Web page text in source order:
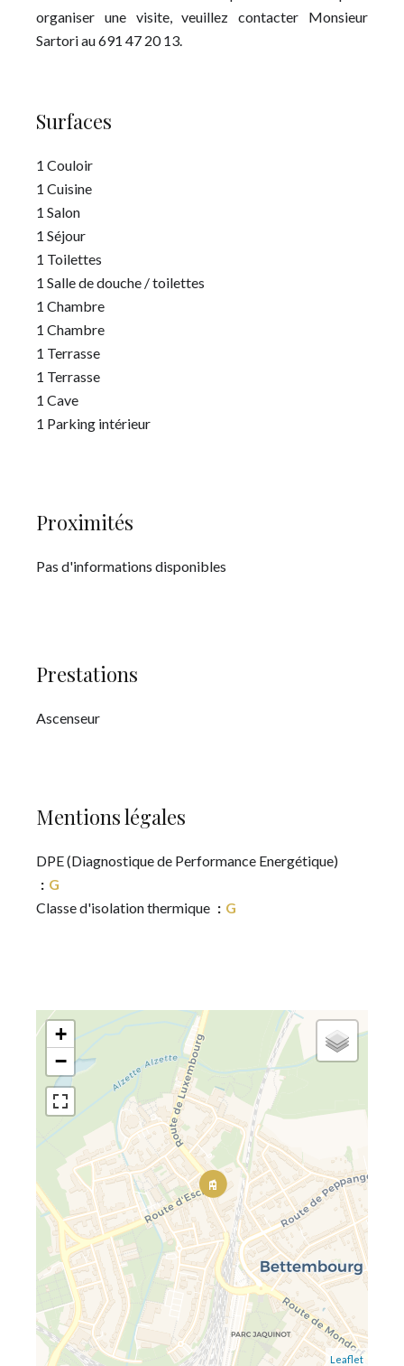
organiser une visite, veuillez contacter Monsieur
Sartori au 691 47 20 13.
Surfaces
1 Couloir
1 Cuisine
1 Salon
1 Séjour
1 Toilettes
1 Salle de douche / toilettes
1 Chambre
1 Chambre
1 Terrasse
1 Terrasse
1 Cave
1 Parking intérieur
Proximités
Pas d'informations disponibles
Prestations
Ascenseur
Mentions légales
DPE (Diagnostique de Performance Energétique)
G
Classe d'isolation thermique
G
+
−
Leaflet